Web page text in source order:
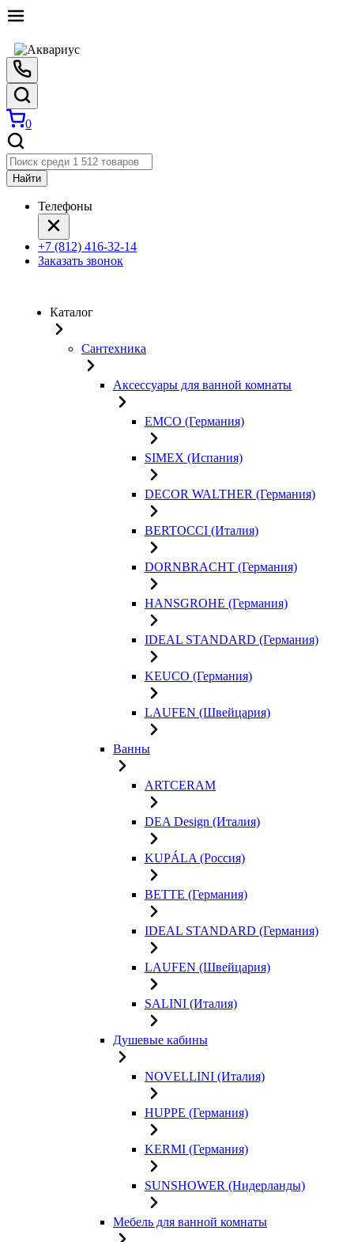
0
Найти
Телефоны
+7 (812) 416-32-14
Заказать звонок
Каталог
Сантехника
Аксессуары для ванной комнаты
EMCO (Германия)
SIMEX (Испания)
DECOR WALTHER (Германия)
BERTOCCI (Италия)
DORNBRACHT (Германия)
HANSGROHE (Германия)
IDEAL STANDARD (Германия)
KEUCO (Германия)
LAUFEN (Швейцария)
Ванны
ARTCERAM
DEA Design (Италия)
KUPÁLA (Россия)
BETTE (Германия)
IDEAL STANDARD (Германия)
LAUFEN (Швейцария)
SALINI (Италия)
Душевые кабины
NOVELLINI (Италия)
HUPPE (Германия)
KERMI (Германия)
SUNSHOWER (Нидерланды)
Мебель для ванной комнаты